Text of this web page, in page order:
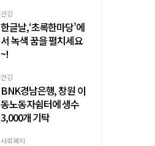
건강
한글날,‘초록한마당’에
서 녹색 꿈을 펼치세요
~!
건강
BNK경남은행, 창원 이
동노동자쉼터에 생수
3,000개 기탁
사회복지